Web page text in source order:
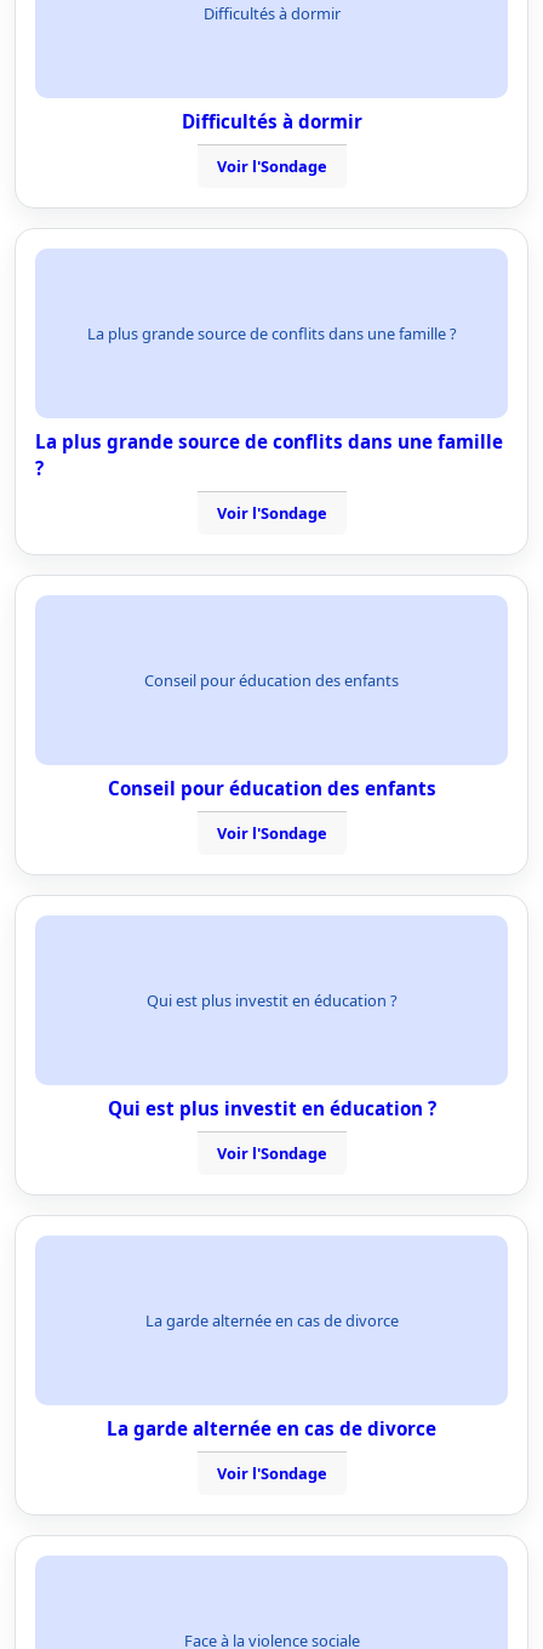
Difficultés à dormir
Difficultés à dormir
Voir l'Sondage
La plus grande source de conflits dans une famille ?
La plus grande source de conflits dans une famille
?
Voir l'Sondage
Conseil pour éducation des enfants
Conseil pour éducation des enfants
Voir l'Sondage
Qui est plus investit en éducation ?
Qui est plus investit en éducation ?
Voir l'Sondage
La garde alternée en cas de divorce
La garde alternée en cas de divorce
Voir l'Sondage
Face à la violence sociale